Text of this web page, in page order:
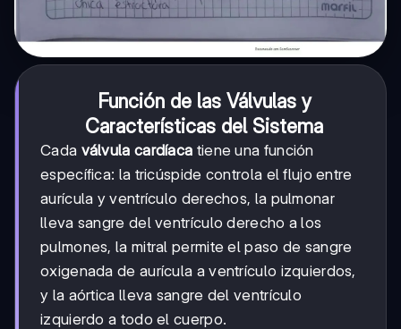
Función de las Válvulas y
Características del Sistema
Cada válvula cardíaca tiene una función
específica: la tricúspide controla el flujo entre
aurícula y ventrículo derechos, la pulmonar
lleva sangre del ventrículo derecho a los
pulmones, la mitral permite el paso de sangre
oxigenada de aurícula a ventrículo izquierdos,
y la aórtica lleva sangre del ventrículo
izquierdo a todo el cuerpo.